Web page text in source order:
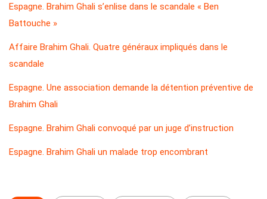
Espagne. Brahim Ghali s’enlise dans le scandale « Ben
Battouche »
Affaire Brahim Ghali. Quatre généraux impliqués dans le
scandale
Espagne. Une association demande la détention préventive de
Brahim Ghali
Espagne. Brahim Ghali convoqué par un juge d’instruction
Espagne. Brahim Ghali un malade trop encombrant